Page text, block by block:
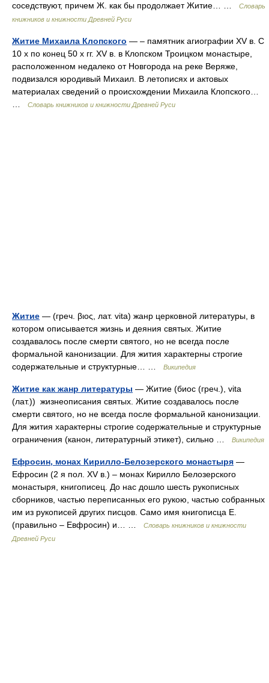
соседствуют, причем Ж. как бы продолжает Житие… …
Словарь
книжников и книжности Древней Руси
Житие Михаила Клопского — – памятник агиографии XV в. С
10 х по конец 50 х гг. XV в. в Клопском Троицком монастыре,
расположенном недалеко от Новгорода на реке Веряже,
подвизался юродивый Михаил. В летописях и актовых
материалах сведений о происхождении Михаила Клопского…
Словарь книжников и книжности Древней Руси
Житие — (греч. βιος, лат. vita) жанр церковной литературы, в
котором описывается жизнь и деяния святых. Житие
создавалось после смерти святого, но не всегда после
формальной канонизации. Для жития характерны строгие
содержательные и структурные… …
Википедия
Житие как жанр литературы — Житие (биос (греч.), vita
(лат.)) жизнеописания святых. Житие создавалось после
смерти святого, но не всегда после формальной канонизации.
Для жития характерны строгие содержательные и структурные
ограничения (канон, литературный этикет), сильно …
Википедия
Ефросин, монах Кирилло-Белозерского монастыря —
Ефросин (2 я пол. XV в.) – монах Кирилло Белозерского
монастыря, книгописец. До нас дошло шесть рукописных
сборников, частью переписанных его рукою, частью собранных
им из рукописей других писцов. Само имя книгописца Е.
(правильно – Евфросин) и… …
Словарь книжников и книжности
Древней Руси